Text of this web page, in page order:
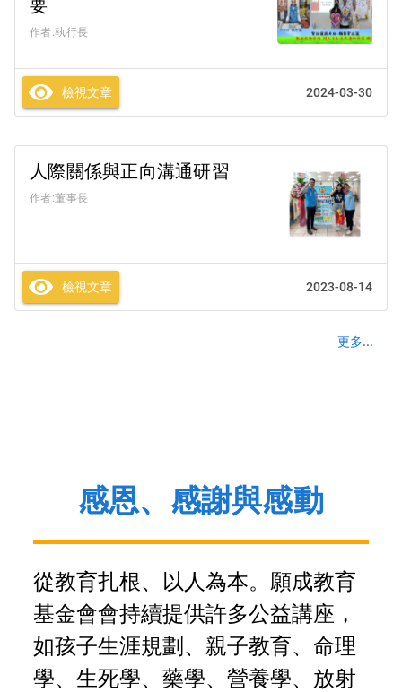
要
作者:執行長
檢視文章 2024-03-30
人際關係與正向溝通研習
作者:董事長
檢視文章 2023-08-14
更多...
感恩、感謝與感動
從教育扎根、以人為本。願成教育
基金會會持續提供許多公益講座，
如孩子生涯規劃、親子教育、命理
學、生死學、藥學、營養學、放射